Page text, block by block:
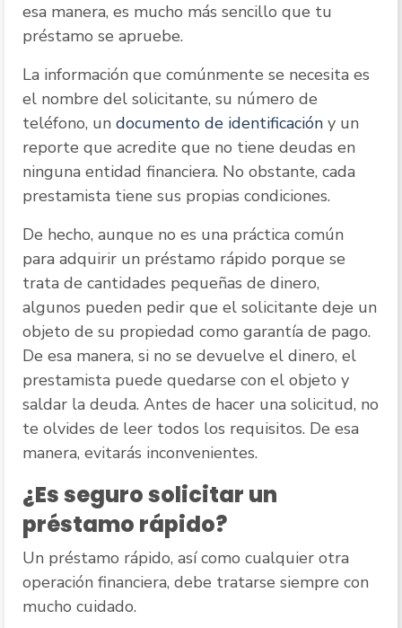
esa manera, es mucho más sencillo que tu
préstamo se apruebe.
La información que comúnmente se necesita es
el nombre del solicitante, su número de
teléfono, un documento de identificación y un
reporte que acredite que no tiene deudas en
ninguna entidad financiera. No obstante, cada
prestamista tiene sus propias condiciones.
De hecho, aunque no es una práctica común
para adquirir un préstamo rápido porque se
trata de cantidades pequeñas de dinero,
algunos pueden pedir que el solicitante deje un
objeto de su propiedad como garantía de pago.
De esa manera, si no se devuelve el dinero, el
prestamista puede quedarse con el objeto y
saldar la deuda. Antes de hacer una solicitud, no
te olvides de leer todos los requisitos. De esa
manera, evitarás inconvenientes.
¿Es seguro solicitar un
préstamo rápido?
Un préstamo rápido, así como cualquier otra
operación financiera, debe tratarse siempre con
mucho cuidado.